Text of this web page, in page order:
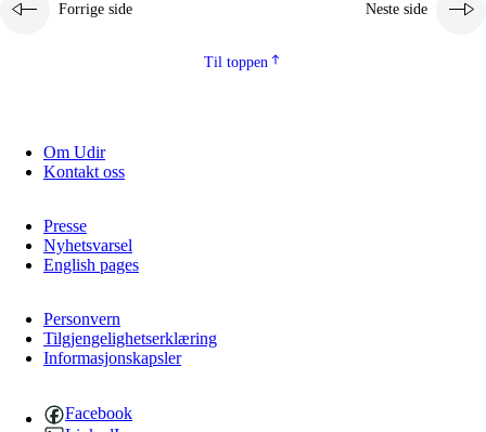
Forrige side Neste side
Til toppen
Om Udir
Kontakt oss
Presse
Nyhetsvarsel
English pages
Personvern
Tilgjengelighetserklæring
Informasjonskapsler
Facebook